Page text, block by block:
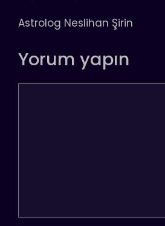
Astrolog Neslihan Şirin
Yorum yapın